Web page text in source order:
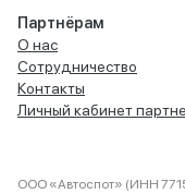
Партнёрам
О нас
Сотрудничество
Контакты
Личный кабинет
ООО «Автоспот» (ИНН